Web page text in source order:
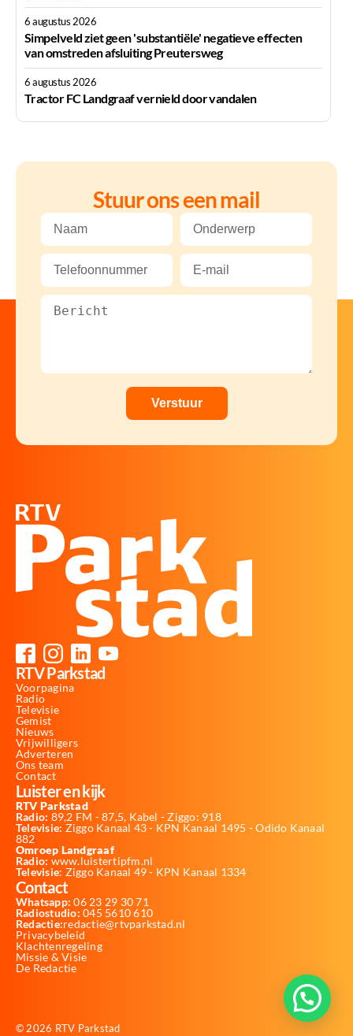
6 augustus 2026
Simpelveld ziet geen 'substantiële' negatieve effecten
van omstreden afsluiting Preutersweg
6 augustus 2026
Tractor FC Landgraaf vernield door vandalen
Stuur ons een mail
RTV Parkstad
Voorpagina
Radio
Televisie
Gemist
Nieuws
Vrijwilligers
Adverteren
Ons team
Contact
Luister en kijk
RTV Parkstad
Radio: 89,2 FM - 87,5, Kabel - Ziggo: 918
Televisie: Ziggo Kanaal 43 - KPN Kanaal 1495 - Odido Kanaal
882
Omroep Landgraaf
Radio: www.luistertipfm.nl
Televisie: Ziggo Kanaal 49 - KPN Kanaal 1334
Contact
Whatsapp: 06 23 29 30 71
Radiostudio: 045 5610 610
Redactie:redactie@rtvparkstad.nl
Privacybeleid
Klachtenregeling
Missie & Visie
De Redactie
© 2026 RTV Parkstad